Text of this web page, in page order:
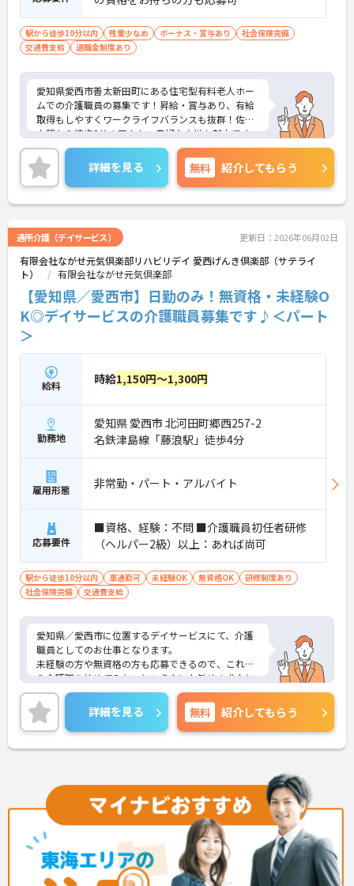
駅から徒歩10分以内 残業少なめ ボーナス・賞与あり
社会保険完備
交通費支給
退職金制度あり
愛知県愛西市善太新田町にある住宅型有料老人ホー
ムでの介護職員の募集です！昇給・賞与あり、有給
取得もしやすくワークライフバランスも抜群！佐古
木駅から徒歩8分のアクセス良好な立地も魅力です。
実務未経験の方も、教育・研修体制でしっかりフォ
ローします。ご興味がある方は、ご面接のポイント
をお伝えしますので、お気軽にお問い合わせくださ
い☆
詳細を見る 無料 紹介してもらう
通所介護（デイサービス） 更新日：2026年06月02日
有限会社ながせ元気倶楽部リハビリデイ 愛西げんき倶楽部（サテライ
ト）
有限会社ながせ元気倶楽部
【愛知県／愛西市】日勤のみ！無資格・未経験O
K◎デイサービスの介護職員募集です♪＜パート
＞
給料 時給1,150円～1,300円
勤務地
愛知県 愛西市 北河田町郷西257-2
名鉄津島線「藤浪駅」徒歩4分
雇用形態 非常勤・パート・アルバイト
応募要件
■資格、経験：不問 ■介護職員初任者研修
（ヘルパー2級）以上：あれば尚可
駅から徒歩10分以内 車通勤可 未経験OK 無資格OK
研修制度あり
社会保険完備
交通費支給
愛知県／愛西市に位置するデイサービスにて、介護
職員としてのお仕事となります。
未経験の方や無資格の方も応募できるので、これか
ら介護職を始めてみたいという方にお勧めの求人と
なっております◎最寄駅から徒歩4分程度の距離に
あり、交通費支給もあるので、通勤の際は心配いり
ません！
ご興味ある方は面接ポイントをお伝えしますので、
お気軽にお問い合わせください♪
詳細を見る 無料 紹介してもらう